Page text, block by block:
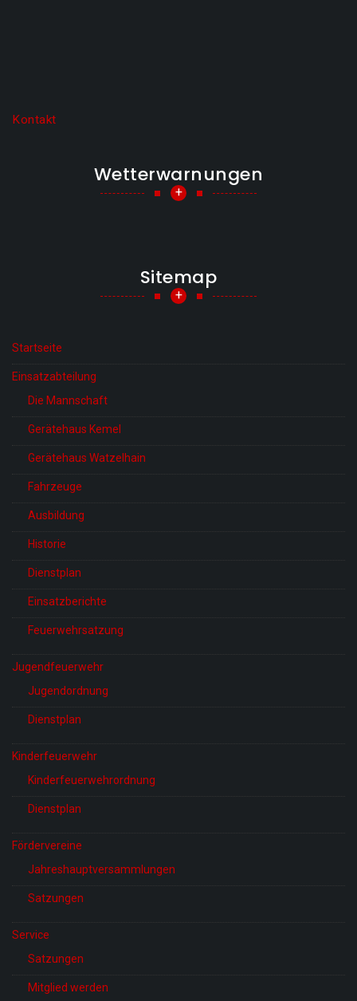
Kontakt
Wetterwarnungen
+
Sitemap
+
Startseite
Einsatzabteilung
Die Mannschaft
Gerätehaus Kemel
Gerätehaus Watzelhain
Fahrzeuge
Ausbildung
Historie
Dienstplan
Einsatzberichte
Feuerwehrsatzung
Jugendfeuerwehr
Jugendordnung
Dienstplan
Kinderfeuerwehr
Kinderfeuerwehrordnung
Dienstplan
Fördervereine
Jahreshauptversammlungen
Satzungen
Service
Satzungen
Mitglied werden